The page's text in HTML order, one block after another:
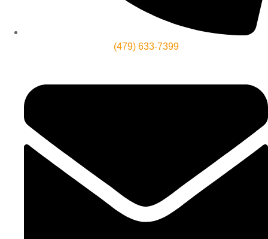
(479) 633-7399